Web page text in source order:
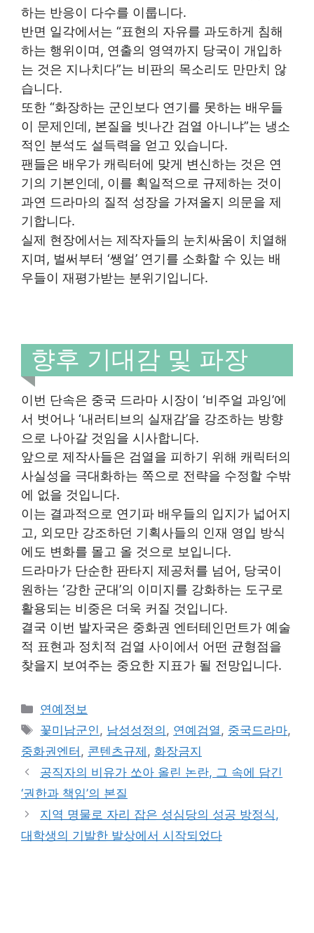
하는 반응이 다수를 이룹니다.
반면 일각에서는 “표현의 자유를 과도하게 침해
하는 행위이며, 연출의 영역까지 당국이 개입하
는 것은 지나치다”는 비판의 목소리도 만만치 않
습니다.
또한 “화장하는 군인보다 연기를 못하는 배우들
이 문제인데, 본질을 빗나간 검열 아니냐”는 냉소
적인 분석도 설득력을 얻고 있습니다.
팬들은 배우가 캐릭터에 맞게 변신하는 것은 연
기의 기본인데, 이를 획일적으로 규제하는 것이
과연 드라마의 질적 성장을 가져올지 의문을 제
기합니다.
실제 현장에서는 제작자들의 눈치싸움이 치열해
지며, 벌써부터 ‘쌩얼’ 연기를 소화할 수 있는 배
우들이 재평가받는 분위기입니다.
향후 기대감 및 파장
이번 단속은 중국 드라마 시장이 ‘비주얼 과잉’에
서 벗어나 ‘내러티브의 실재감’을 강조하는 방향
으로 나아갈 것임을 시사합니다.
앞으로 제작사들은 검열을 피하기 위해 캐릭터의
사실성을 극대화하는 쪽으로 전략을 수정할 수밖
에 없을 것입니다.
이는 결과적으로 연기파 배우들의 입지가 넓어지
고, 외모만 강조하던 기획사들의 인재 영입 방식
에도 변화를 몰고 올 것으로 보입니다.
드라마가 단순한 판타지 제공처를 넘어, 당국이
원하는 ‘강한 군대’의 이미지를 강화하는 도구로
활용되는 비중은 더욱 커질 것입니다.
결국 이번 발자국은 중화권 엔터테인먼트가 예술
적 표현과 정치적 검열 사이에서 어떤 균형점을
찾을지 보여주는 중요한 지표가 될 전망입니다.
Categories
연예정보
Tags
꽃미남군인 , 남성성정의 , 연예검열 , 중국드라마,
중화권엔터 , 콘텐츠규제 , 화장금지
공직자의 비유가 쏘아 올린 논란, 그 속에 담긴
‘권한과 책임’의 본질
지역 명물로 자리 잡은 성심당의 성공 방정식,
대학생의 기발한 발상에서 시작되었다